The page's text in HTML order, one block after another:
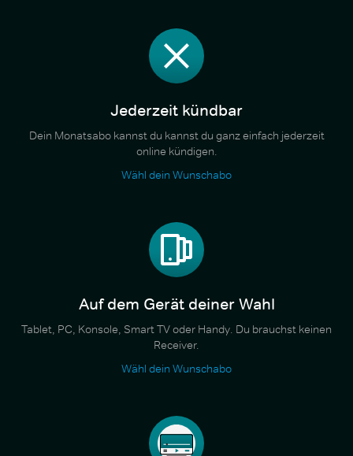
Jederzeit kündbar
Dein Monatsabo kannst du kannst du ganz einfach jederzeit
online kündigen.
Wähl dein Wunschabo
Auf dem Gerät deiner Wahl
Tablet, PC, Konsole, Smart TV oder Handy. Du brauchst keinen
Receiver.
Wähl dein Wunschabo